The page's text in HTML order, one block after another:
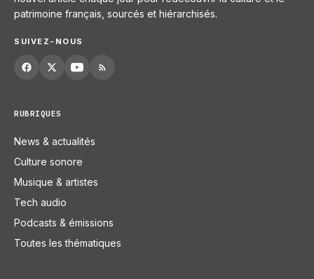
patrimoine français, sourcés et hiérarchisés.
SUIVEZ-NOUS
RUBRIQUES
News & actualités
Culture sonore
Musique & artistes
Tech audio
Podcasts & émissions
Toutes les thématiques